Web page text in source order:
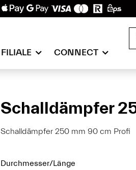
FILIALE CONNECT
Schalldämpfer
Schalldämpfer 250 mm 90 cm Profi
Durchmesser/Länge